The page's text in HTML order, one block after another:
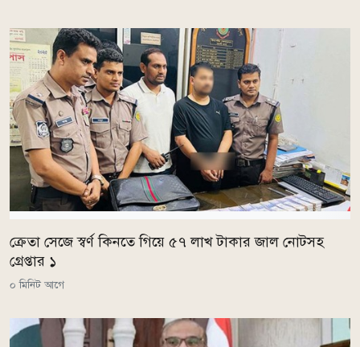
ক্রেতা সেজে স্বর্ণ কিনতে গিয়ে ৫৭ লাখ টাকার জাল নোটসহ
গ্রেপ্তার ১
০ মিনিট আগে